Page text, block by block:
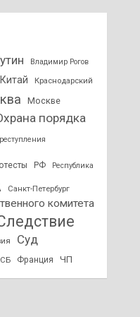
Владимир Рогов
Китай Краснодарский
Москве
порядка
РФ Республика
Санкт-Петербург
комитета
Суд
Франция ЧП